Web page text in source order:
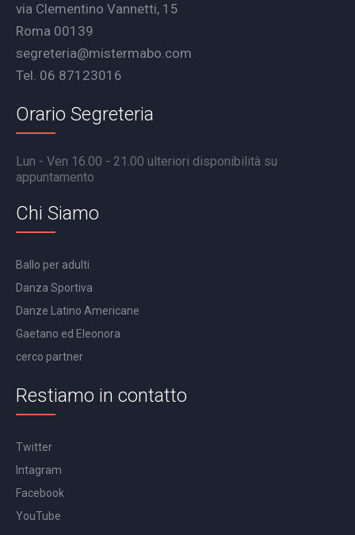
via Clementino Vannetti, 15
Roma 00139
segreteria@mistermabo.com
Tel. 06 87123016
Orario Segreteria
Lun - Ven 16.00 - 21.00 ulteriori disponibilità su
appuntamento
Chi Siamo
Ballo per adulti
Danza Sportiva
Danze Latino Americane
Gaetano ed Eleonora
cerco partner
Restiamo in contatto
Twitter
Intagram
Facebook
YouTube